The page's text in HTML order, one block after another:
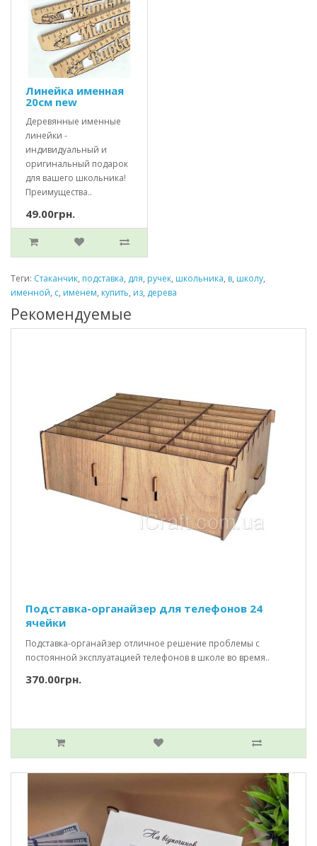
Линейка именная
20см new
Деревянные именные
линейки -
индивидуальный и
оригинальный подарок
для вашего школьника!
Преимущества..
49.00грн.
Теги: Стаканчик, подставка, для, ручек, школьника, в, школу,
именной, с, именем, купить, из, дерева
Рекомендуемые
Подставка-органайзер для телефонов 24
ячейки
Подставка-органайзер отличное решение проблемы с
постоянной эксплуатацией телефонов в школе во время..
370.00грн.